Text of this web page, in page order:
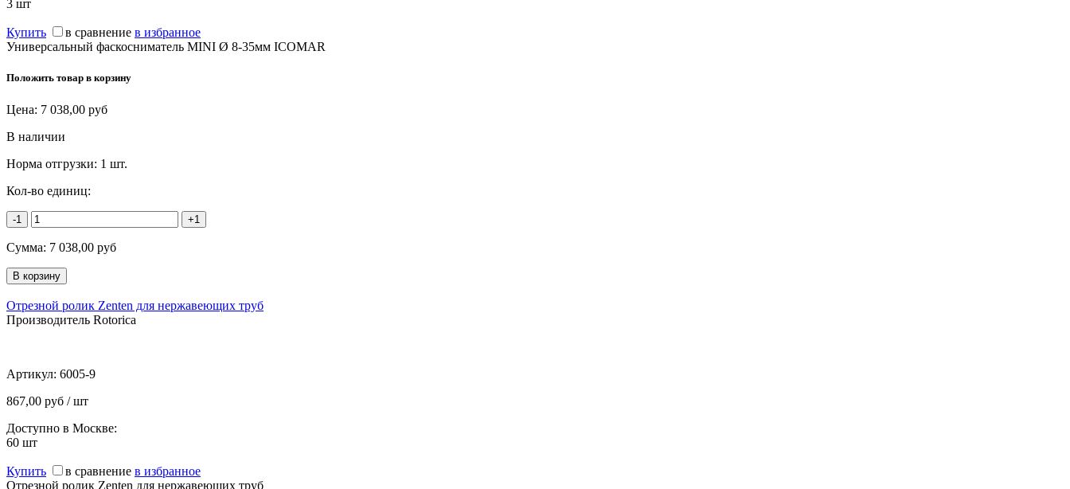
3 шт
Купить в сравнение в избранное
Универсальный фаскосниматель MINI Ø 8-35мм ICOMAR
Положить товар в корзину
Цена: 7 038,00 руб
В наличии
Норма отгрузки: 1 шт.
Кол-во единиц:
-1 +1
Сумма: 7 038,00 руб
Отрезной ролик Zenten для нержавеющих труб
Производитель Rotorica
Артикул: 6005-9
867,00 руб / шт
Доступно в Москве:
60 шт
Купить в сравнение в избранное
Отрезной ролик Zenten для нержавеющих труб